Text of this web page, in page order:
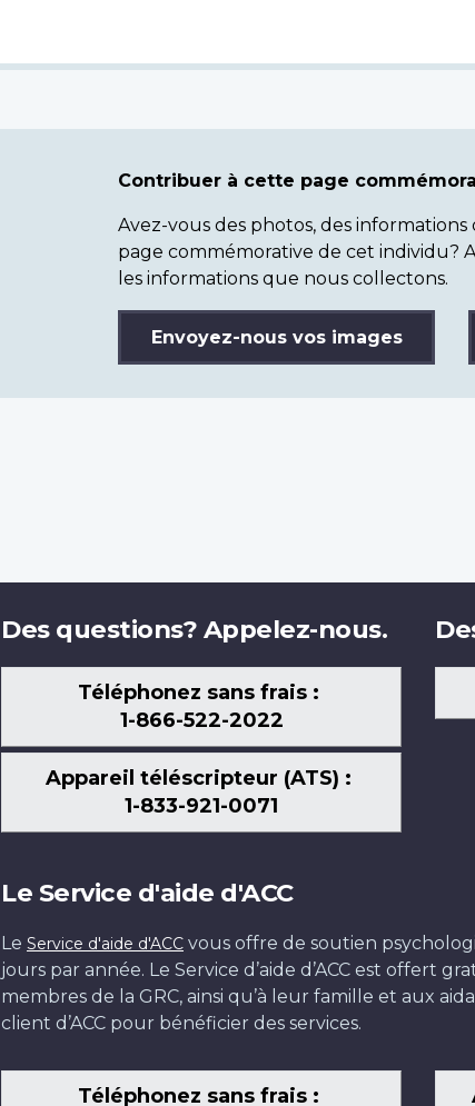
Contribuer à cette page
Avez-vous des photos, des
page commémorative de cet individu?
les informations que nous collectons.
Envoyez-nous vos images
Des questions? Appelez-nous.
Téléphonez sans frais :
1-866-522-2022
Appareil téléscripteur (ATS) :
1-833-921-0071
Le Service d'aide d'ACC
Le Service d'aide d'ACC vous offre de soutien
jours par année. Le Service d’aide d’ACC est offert
membres de la GRC, ainsi qu’à leur famille et aux
client d’ACC pour bénéficier des services.
Téléphonez sans frais :